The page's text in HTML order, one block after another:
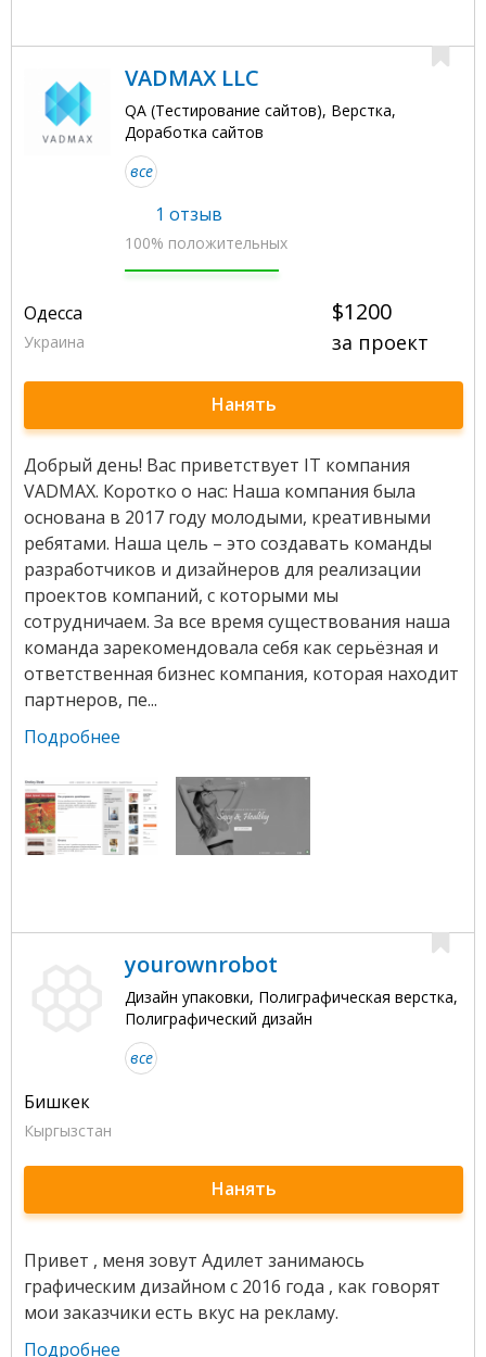
VADMAX LLC
QA (Тестирование сайтов), Верстка,
Доработка сайтов
все
1 отзыв
100% положительных
Одесса
Украина
$1200
за проект
Нанять
Добрый день! Вас приветствует IT компания
VADMAX. Коротко о нас: Наша компания была
основана в 2017 году молодыми, креативными
ребятами. Наша цель – это создавать команды
разработчиков и дизайнеров для реализации
проектов компаний, с которыми мы
сотрудничаем. За все время существования наша
команда зарекомендовала себя как серьёзная и
ответственная бизнес компания, которая находит
партнеров, пе...
Подробнее
yourownrobot
Дизайн упаковки, Полиграфическая верстка,
Полиграфический дизайн
все
Бишкек
Кыргызстан
Нанять
Привет , меня зовут Адилет занимаюсь
графическим дизайном с 2016 года , как говорят
мои заказчики есть вкус на рекламу.
Подробнее